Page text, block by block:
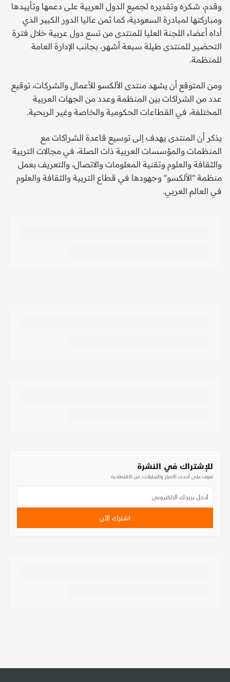
وقدم، شكره وتقديره لجميع الدول العربية على دعمها وتأييدها
ومباركتها لمبادرة السعودية، كما ثمن عاليا الدور الكبير الذي
أداه أعضاء اللجنة العليا للمنتدى من تسع دول عربية خلال فترة
التحضير للمنتدى طيلة سبعة أشهر، بجانب الإدارة العامة
للمنظمة.
ومن المتوقع أن يشهد منتدى الألكسو للأعمال والشركات، توقيع
عدد من الشراكات بين المنظمة وعدد من الجهات العربية
المختلفة، في القطاعات الحكومية والخاصة وغير الربحية.
يذكر أن المنتدى يهدف إلى توسيع قاعدة الشراكات مع
المنظمات والمؤسسات العربية ذات الصلة، في مجالات التربية
والثقافة والعلوم وتقنية المعلومات والاتصال، والتعريف بعمل
منظمة "الألكسو" وجهودها في قطاع التربية والثقافة والعلوم
في العالم العربي.
للإشتراك في النشرة
تعرف على أحدث الأخبار والتحليلات من الاقتصادية
اشترك الآن